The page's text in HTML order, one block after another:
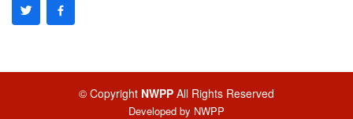
© Copyright NWPP All Rights Reserved
Developed by NWPP